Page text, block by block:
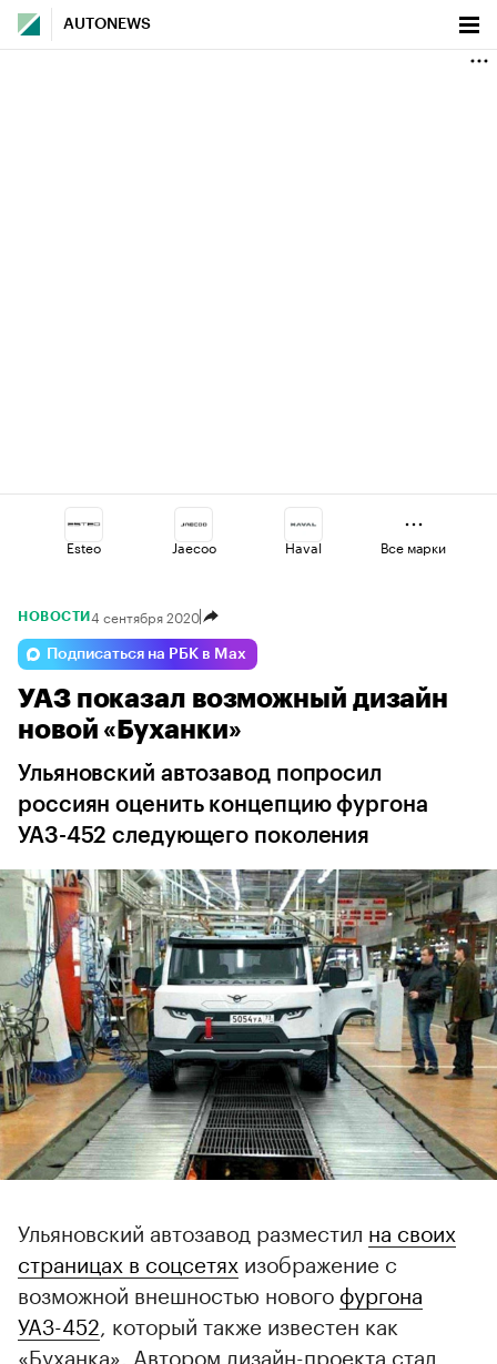
AUTONEWS
Esteo Jaecoo Haval
Lada Volga
Omoda Geely Voyah
Все марки
НОВОСТИ 4 сентября 2020
Подписаться на РБК в Max
УАЗ показал возможный дизайн
новой «Буханки»
Ульяновский автозавод попросил
россиян оценить концепцию фургона
УАЗ-452 следующего поколения
Ульяновский автозавод разместил на своих
страницах в соцсетях изображение с
возможной внешностью новогофургона
УАЗ-452 , который также известен как
«Буханка». Автором дизайн-проекта стал